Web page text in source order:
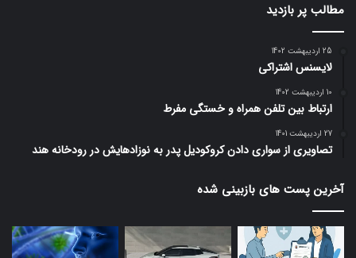
مطالب پر بازدید
25 اردیبهشت 1402
لایسنس اشتراکی
10 اردیبهشت 1402
ارتباط بین تلفن همراه و خستگی مفرط
27 اردیبهشت 1401
تصاویری از سواری دادن کروکودیل پدر به نوزادهایش در رودخانه هند
آخرین پست های بازبینی شده